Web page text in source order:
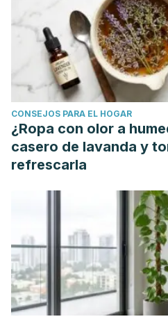
https://link.springer.com/
Franco, L., Puerta, J.,
Alergia al semen.Revista
Ginecología,
39(4).http://
pid=S0138-
Gupta, S., Kumar, A. (2017)
Human Andrology;
https://www.researchgate.net/
Case Studies. Consultado el
https://dermnetnz.org/topics/
Lavery, W., Stevenson, M.,
Overview of Seminal Plasma
Approach to Treatment.
The
Immunology: In Practice; 8
https://
CONSEJOS PARA EL HOGAR
¿Ropa con olor a
casero de lavanda y
refrescarla